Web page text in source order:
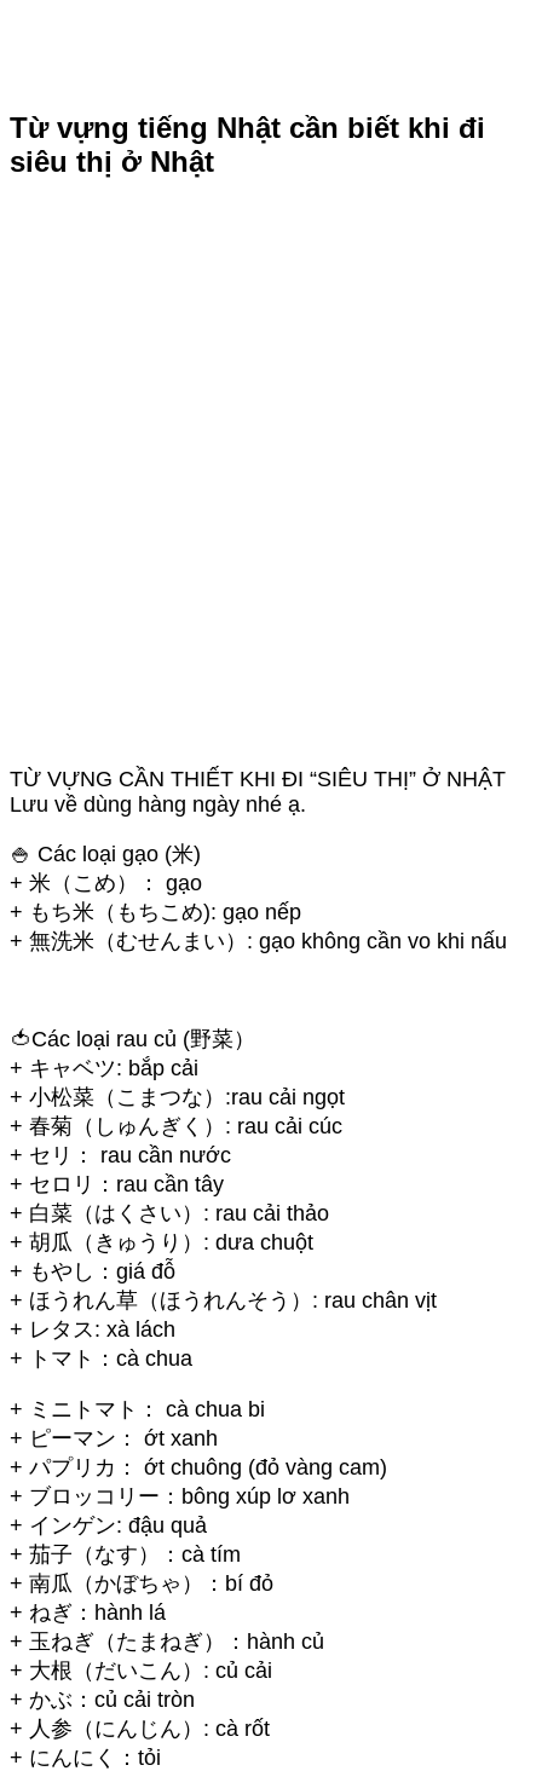
Từ vựng tiếng Nhật cần biết khi đi
siêu thị ở Nhật
TỪ VỰNG CẦN THIẾT KHI ĐI “SIÊU THỊ” Ở NHẬT
Lưu về dùng hàng ngày nhé ạ.
🍚 Các loại gạo (米)
+ 米（こめ）： gạo
+ もち米（もちこめ): gạo nếp
+ 無洗米（むせんまい）: gạo không cần vo khi nấu
🍅Các loại rau củ (野菜）
+ キャベツ: bắp cải
+ 小松菜（こまつな）:rau cải ngọt
+ 春菊（しゅんぎく）: rau cải cúc
+ セリ： rau cần nước
+ セロリ：rau cần tây
+ 白菜（はくさい）: rau cải thảo
+ 胡瓜（きゅうり）: dưa chuột
+ もやし：giá đỗ
+ ほうれん草（ほうれんそう）: rau chân vịt
+ レタス: xà lách
+ トマト：cà chua
+ ミニトマト： cà chua bi
+ ピーマン： ớt xanh
+ パプリカ： ớt chuông (đỏ vàng cam)
+ ブロッコリー：bông xúp lơ xanh
+ インゲン: đậu quả
+ 茄子（なす）：cà tím
+ 南瓜（かぼちゃ）：bí đỏ
+ ねぎ：hành lá
+ 玉ねぎ（たまねぎ）：hành củ
+ 大根（だいこん）: củ cải
+ かぶ：củ cải tròn
+ 人参（にんじん）: cà rốt
+ にんにく：tỏi